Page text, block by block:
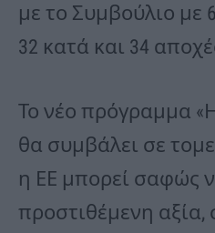
με το Συμβούλιο με
32 κατά και 34
Το νέο πρόγραμμα
θα συμβάλει σε
η ΕΕ μπορεί σαφώς
προστιθέμενη